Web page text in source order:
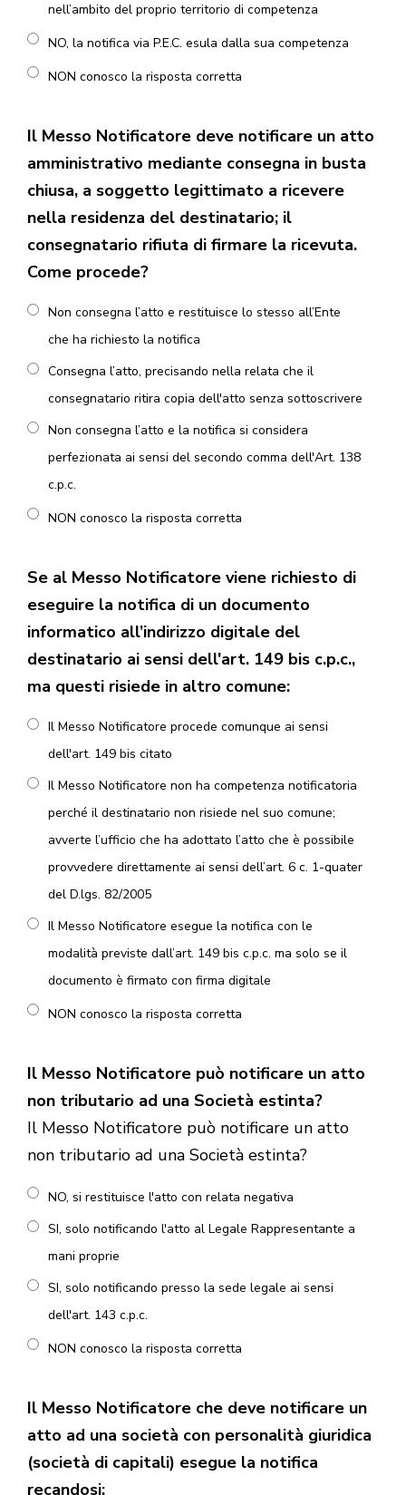
nell’ambito del proprio territorio di competenza
NO, la notifica via P.E.C. esula dalla sua competenza
NON conosco la risposta corretta
Il Messo Notificatore deve notificare un atto
amministrativo mediante consegna in busta
chiusa, a soggetto legittimato a ricevere
nella residenza del destinatario; il
consegnatario rifiuta di firmare la ricevuta.
Come procede?
Non consegna l’atto e restituisce lo stesso all’Ente
che ha richiesto la notifica
Consegna l’atto, precisando nella relata che il
consegnatario ritira copia dell'atto senza sottoscrivere
Non consegna l’atto e la notifica si considera
perfezionata ai sensi del secondo comma dell'Art. 138
c.p.c.
NON conosco la risposta corretta
Se al Messo Notificatore viene richiesto di
eseguire la notifica di un documento
informatico all’indirizzo digitale del
destinatario ai sensi dell'art. 149 bis c.p.c.,
ma questi risiede in altro comune:
Il Messo Notificatore procede comunque ai sensi
dell'art. 149 bis citato
Il Messo Notificatore non ha competenza notificatoria
perché il destinatario non risiede nel suo comune;
avverte l’ufficio che ha adottato l’atto che è possibile
provvedere direttamente ai sensi dell’art. 6 c. 1-quater
del D.lgs. 82/2005
Il Messo Notificatore esegue la notifica con le
modalità previste dall’art. 149 bis c.p.c. ma solo se il
documento è firmato con firma digitale
NON conosco la risposta corretta
Il Messo Notificatore può notificare un atto
non tributario ad una Società estinta?
Il Messo Notificatore può notificare un atto
non tributario ad una Società estinta?
NO, si restituisce l'atto con relata negativa
SI, solo notificando l'atto al Legale Rappresentante a
mani proprie
SI, solo notificando presso la sede legale ai sensi
dell'art. 143 c.p.c.
NON conosco la risposta corretta
Il Messo Notificatore che deve notificare un
atto ad una società con personalità giuridica
(società di capitali) esegue la notifica
recandosi: